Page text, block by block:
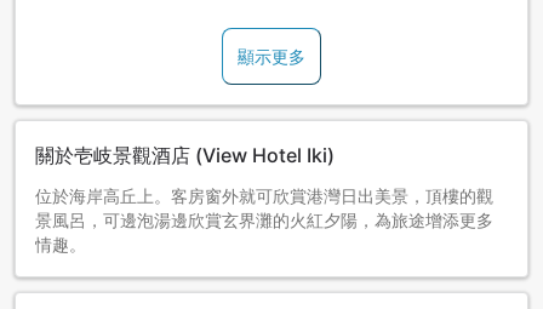
顯示更多
關於壱岐景觀酒店 (View Hotel Iki)
位於海岸高丘上。客房窗外就可欣賞港灣日出美景，頂樓的觀
景風呂，可邊泡湯邊欣賞玄界灘的火紅夕陽，為旅途增添更多
情趣。